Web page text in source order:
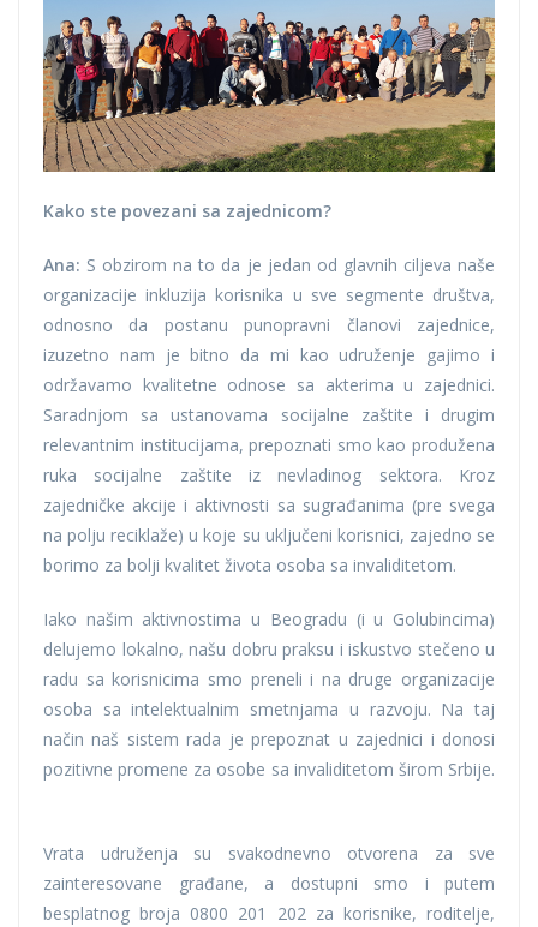
Kako ste povezani sa zajednicom?
Ana: S obzirom na to da je jedan od glavnih ciljeva naše
organizacije inkluzija korisnika u sve segmente društva,
odnosno da postanu punopravni članovi zajednice,
izuzetno nam je bitno da mi kao udruženje gajimo i
održavamo kvalitetne odnose sa akterima u zajednici.
Saradnjom sa ustanovama socijalne zaštite i drugim
relevantnim institucijama, prepoznati smo kao produžena
ruka socijalne zaštite iz nevladinog sektora. Kroz
zajedničke akcije i aktivnosti sa sugrađanima (pre svega
na polju reciklaže) u koje su uključeni korisnici, zajedno se
borimo za bolji kvalitet života osoba sa invaliditetom.
Iako našim aktivnostima u Beogradu (i u Golubincima)
delujemo lokalno, našu dobru praksu i iskustvo stečeno u
radu sa korisnicima smo preneli i na druge organizacije
osoba sa intelektualnim smetnjama u razvoju. Na taj
način naš sistem rada je prepoznat u zajednici i donosi
pozitivne promene za osobe sa invaliditetom širom Srbije.
Vrata udruženja su svakodnevno otvorena za sve
zainteresovane građane, a dostupni smo i putem
besplatnog broja 0800 201 202 za korisnike, roditelje,